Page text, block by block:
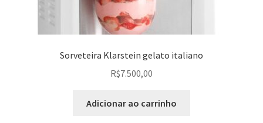
Sorveteira Klarstein gelato italiano
R$7.500,00
Adicionar ao carrinho